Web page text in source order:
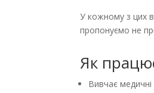
У кожному з цих
пропонуємо не
Як
Вивчає